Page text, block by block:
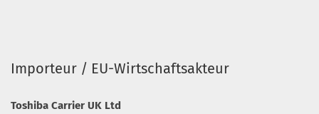
Importeur / EU-Wirtschaftsakteur
Toshiba Carrier UK Ltd